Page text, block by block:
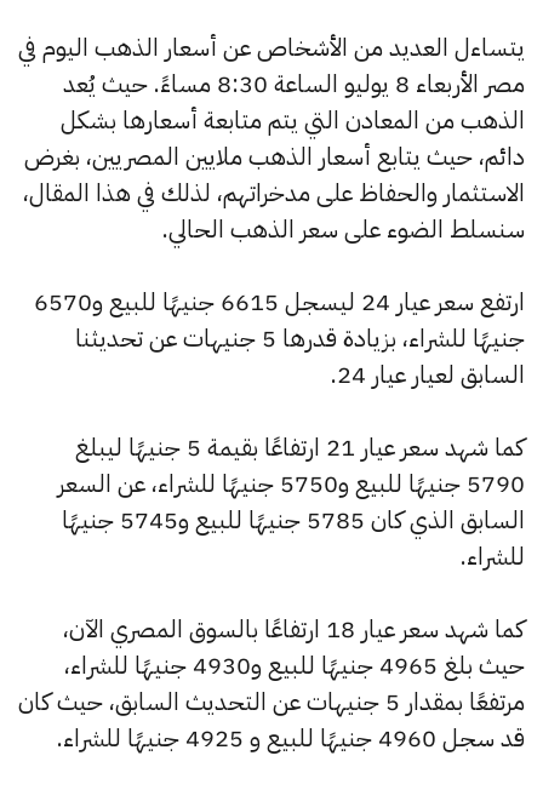
يتساءل العديد من الأشخاص عن أسعار الذهب اليوم في
مصر الأربعاء 8 يوليو الساعة 8:30 مساءً. حيث يُعد
الذهب من المعادن التي يتم متابعة أسعارها بشكل
دائم، حيث يتابع أسعار الذهب ملايين المصريين، بغرض
الاستثمار والحفاظ على مدخراتهم، لذلك في هذا المقال،
سنسلط الضوء على سعر الذهب الحالي.
ارتفع سعر عيار 24 ليسجل 6615 جنيهًا للبيع و6570
جنيهًا للشراء، بزيادة قدرها 5 جنيهات عن تحديثنا
السابق لعيار عيار 24.
كما شهد سعر عيار 21 ارتفاعًا بقيمة 5 جنيهًا ليبلغ
5790 جنيهًا للبيع و5750 جنيهًا للشراء، عن السعر
السابق الذي كان 5785 جنيهًا للبيع و5745 جنيهًا
للشراء.
كما شهد سعر عيار 18 ارتفاعًا بالسوق المصري الآن،
حيث بلغ 4965 جنيهًا للبيع و4930 جنيهًا للشراء،
مرتفعًا بمقدار 5 جنيهات عن التحديث السابق، حيث كان
قد سجل 4960 جنيهًا للبيع و 4925 جنيهًا للشراء.